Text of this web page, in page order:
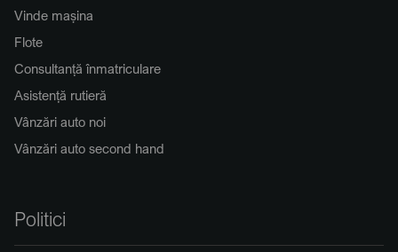
Vinde mașina
Flote
Consultanță înmatriculare
Asistență rutieră
Vânzări auto noi
Vânzări auto second hand
Politici